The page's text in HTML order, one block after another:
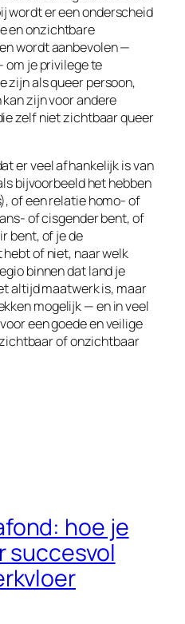
wordt er een onderscheid
en onzichtbare
wordt aanbevolen —
om je privilege te
zijn als queer persoon,
zijn voor andere
zelf niet zichtbaar queer
er veel afhankelijk is van
bijvoorbeeld het hebben
of een relatie homo- of
of cisgender bent, of
bent, of je de
of niet, naar welk
binnen dat land je
altijd maatwerk is, maar
mogelijk — en in veel
een goede en veilige
of onzichtbaar
hoe je
succesvol